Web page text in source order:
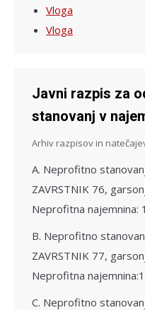
Vloga
Vloga
Javni razpis za
stanovanj v
Arhiv razpisov in
A. Neprofitno
ZAVRSTNIK 76,
Neprofitna najemnina:
B. Neprofitno
ZAVRSTNIK 77,
Neprofitna
C. Neprofitno